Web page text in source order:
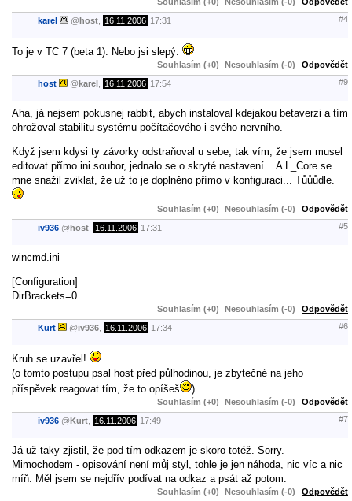
karel @host 16.11.2006 17:31 #4
To je v TC 7 (beta 1). Nebo jsi slepý.
Souhlasím (+0) Nesouhlasím (-0) Odpovědět
host @karel 16.11.2006 17:54 #9
Aha, já nejsem pokusnej rabbit, abych instaloval kdejakou betaverzi a tím
ohrožoval stabilitu systému počítačového i svého nervního.
Když jsem kdysi ty závorky odstraňoval u sebe, tak vím, že jsem musel
editovat přímo ini soubor, jednalo se o skryté nastavení... A L_Core se
mne snažil zviklat, že už to je doplněno přímo v konfiguraci... Tůůůdle.
Souhlasím (+0) Nesouhlasím (-0) Odpovědět
iv936 @host 16.11.2006 17:31 #5
wincmd.ini
[Configuration]
DirBrackets=0
Souhlasím (+0) Nesouhlasím (-0) Odpovědět
Kurt @iv936 16.11.2006 17:34 #6
Kruh se uzavřel!
(o tomto postupu psal host před půlhodinou, je zbytečné na jeho
příspěvek reagovat tím, že to opíšeš
)
Souhlasím (+0) Nesouhlasím (-0) Odpovědět
iv936 @Kurt 16.11.2006 17:49 #7
Já už taky zjistil, že pod tím odkazem je skoro totéž. Sorry.
Mimochodem - opisování není můj styl, tohle je jen náhoda, nic víc a nic
míň. Měl jsem se nejdřív podívat na odkaz a psát až potom.
Souhlasím (+0) Nesouhlasím (-0) Odpovědět